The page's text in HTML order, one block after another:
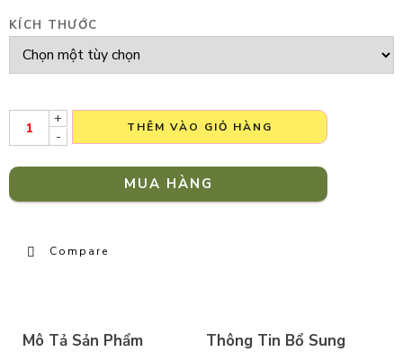
KÍCH THƯỚC
+
-
THÊM VÀO GIỎ HÀNG
MUA HÀNG
Compare
Mô Tả Sản Phẩm Thông Tin Bổ Sung